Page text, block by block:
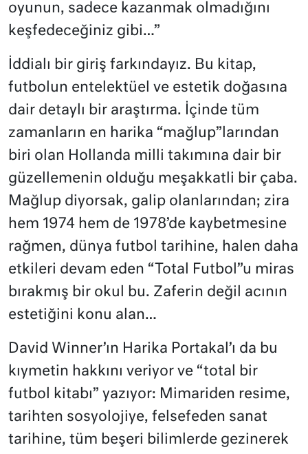
oyunun, sadece kazanmak olmadığını
keşfedeceğiniz gibi…”
İddialı bir giriş farkındayız. Bu kitap,
futbolun entelektüel ve estetik doğasına
dair detaylı bir araştırma. İçinde tüm
zamanların en harika “mağlup”larından
biri olan Hollanda milli takımına dair bir
güzellemenin olduğu meşakkatli bir çaba.
Mağlup diyorsak, galip olanlarından; zira
hem 1974 hem de 1978’de kaybetmesine
rağmen, dünya futbol tarihine, halen daha
etkileri devam eden “Total Futbol”u miras
bırakmış bir okul bu. Zaferin değil acının
estetiğini konu alan…
David Winner’ın Harika Portakal’ı da bu
kıymetin hakkını veriyor ve “total bir
futbol kitabı” yazıyor: Mimariden resime,
tarihten sosyolojiye, felsefeden sanat
tarihine, tüm beşeri bilimlerde gezinerek